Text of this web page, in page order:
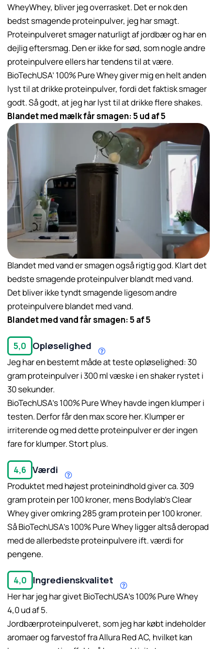
WheyWhey, bliver jeg overrasket. Det er nok den
bedst smagende proteinpulver, jeg har smagt.
Proteinpulveret smager naturligt af jordbær og har en
dejlig eftersmag. Den er ikke for sød, som nogle andre
proteinpulvere ellers har tendens til at være.
BioTechUSA’ 100% Pure Whey giver mig en helt anden
lyst til at drikke proteinpulver, fordi det faktisk smager
godt. Så godt, at jeg har lyst til at drikke flere shakes.
Blandet med mælk får smagen: 5 ud af 5
Blandet med vand er smagen også rigtig god. Klart det
bedste smagende proteinpulver blandt med vand.
Det bliver ikke tyndt smagende ligesom andre
proteinpulvere blandet med vand.
Blandet med vand får smagen: 5 af 5
5,0 Opløselighed
Læs mere her.
Jeg har en bestemt måde at teste opløselighed: 30
gram proteinpulver i 300 ml væske i en shaker rystet i
30 sekunder.
BioTechUSA’s 100% Pure Whey havde ingen klumper i
testen. Derfor får den max score her. Klumper er
irriterende og med dette proteinpulver er der ingen
fare for klumper. Stort plus.
4,6 Værdi
Læs mere her.
Produktet med højest proteinindhold giver ca. 309
gram protein per 100 kroner, mens Bodylab’s Clear
Whey giver omkring 285 gram protein per 100 kroner.
Så BioTechUSA’s 100% Pure Whey ligger altså deropad
med de allerbedste proteinpulvere ift. værdi for
pengene.
4,0 Ingredienskvalitet
Læs mere her.
Her har jeg har givet BioTechUSA’s 100% Pure Whey
4,0 ud af 5.
Jordbærproteinpulveret, som jeg har købt indeholder
aromaer og farvestof fra Allura Red AC, hvilket kan